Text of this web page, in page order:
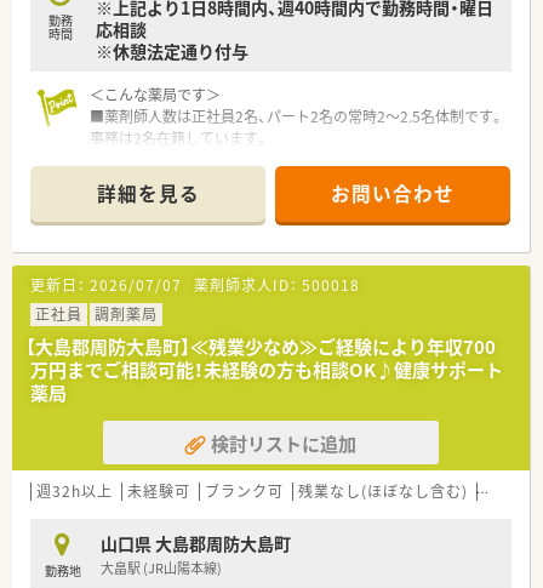
勤務
時間
※上記より1日8時間内、週40時間内で勤務時間・曜日
応相談
※休憩法定通り付与
＜こんな薬局です＞
■薬剤師人数は正社員2名、パート2名の常時2～2.5名体制です。
事務は2名在籍しています。
■電子薬歴はPharma-SEED、Vマス・自動分包機はともにユヤマ
を導入しています。
＜業務内容＞
■門前病院より内科や外科、整形外科、泌尿器科など幅広い処方
を応需しております。
■処方箋枚数は約80枚/日です。在宅については居宅は月2件程
度、施設は20名前後です。
＜研修制度＞
■山口県の最東端に位置する場所で調剤薬局を1店舗運営してお
ります。島の周囲は海に囲まれており、釣りやドライブコースで
■地元出身の社員も多く在籍しており、若い世代の方からベテラ
ンまで幅広い年齢層の方が活躍しております。
■外来処方箋はもちろん、在宅業務（施設、居宅）も積極的におこ
詳細を見る お問い合わせ
更新日： 2026/07/07 薬剤師求人ID： 500018
正社員
調剤薬局
【大島郡周防大島町】≪残業少なめ≫ご経験により年収700
万円までご相談可能！未経験の方も相談OK♪健康サポート
薬局
検討リストに追加
週32h以上 未経験可 ブランク可 残業なし(ほぼなし含む) 転勤な
勤務地
山口県 大島郡周防大島町
大畠駅 (JR山陽本線)